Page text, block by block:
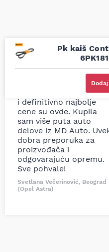
Pk kaiš
Uporedila sam sve
prodavnice auto delova
i definitivno najbolje
cene su ovde. Kupila
sam više puta auto
delove iz MD Auto.
dobra preporuka za
proizvođača i
odgovarajuću opremu.
Sve pohvale!
Svetlana Večerinović, Beograd
(Opel Astra)